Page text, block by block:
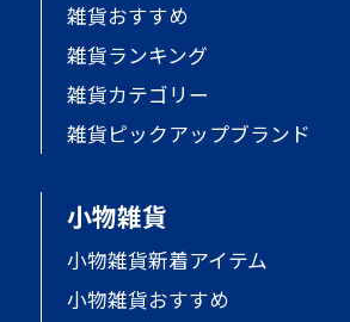
雑貨おすすめ
雑貨ランキング
雑貨カテゴリー
雑貨ピックアップブランド
小物雑貨
小物雑貨新着アイテム
小物雑貨おすすめ